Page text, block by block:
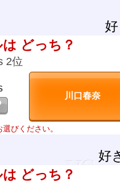
どっち？
2位
びください。
好
どっち？